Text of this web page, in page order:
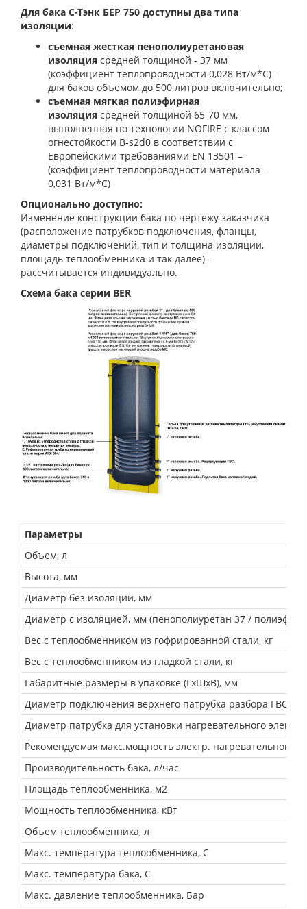
Для бака С-Тэнк БЕР 750 доступны два типа
изоляции:
съемная жесткая пенополиуретановая
изоляция средней толщиной - 37 мм
(коэффициент теплопроводности 0,028 Вт/м*С) –
для баков объемом до 500 литров включительно;
съемная мягкая полиэфирная
изоляция средней толщиной 65-70 мм,
выполненная по технологии NOFIRE с классом
огнестойкости B-s2d0 в соответствии с
Европейскими требованиями EN 13501 –
(коэффициент теплопроводности материала -
0,031 Вт/м*С)
Опционально доступно:
Изменение конструкции бака по чертежу заказчика
(расположение патрубков подключения, фланцы,
диаметры подключений, тип и толщина изоляции,
площадь теплообменника и так далее) –
рассчитывается индивидуально.
Схема бака серии BER
Параметры
Объем, л
Высота, мм
Диаметр без изоляции, мм
Диаметр с изоляцией, мм (пенополиуретан 37 /
Вес с теплообменником из гофрированной стали, кг
Вес с теплообменником из гладкой стали, кг
Габаритные размеры в упаковке (ГхШхВ), мм
Диаметр подключения верхнего патрубка разбора ГВС
Диаметр патрубка для установки нагревательного
Рекомендуемая макс.мощность электр. нагревательного
Производительность бака, л/час
Площадь теплообменника, м2
Мощность теплообменника, кВт
Объем теплообменника, л
Макс. температура теплообменника, С
Макс. температура бака, С
Макс. давление теплообменника, Бар